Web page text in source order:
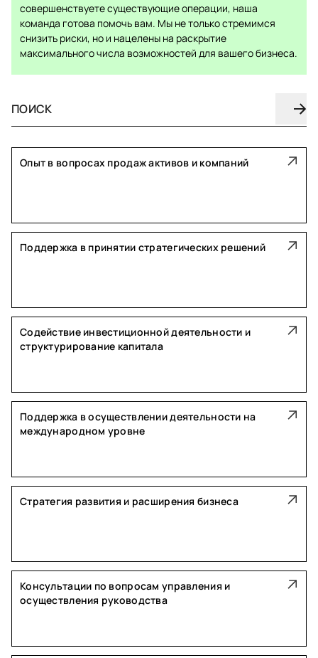
совершенствуете существующие операции, наша
команда готова помочь вам. Мы не только стремимся
снизить риски, но и нацелены на раскрытие
максимального числа возможностей для вашего бизнеса.
Опыт в вопросах продаж активов и компаний
Поддержка в принятии стратегических решений
Содействие инвестиционной деятельности и
структурирование капитала
Поддержка в осуществлении деятельности на
международном уровне
Стратегия развития и расширения бизнеса
Консультации по вопросам управления и
осуществления руководства